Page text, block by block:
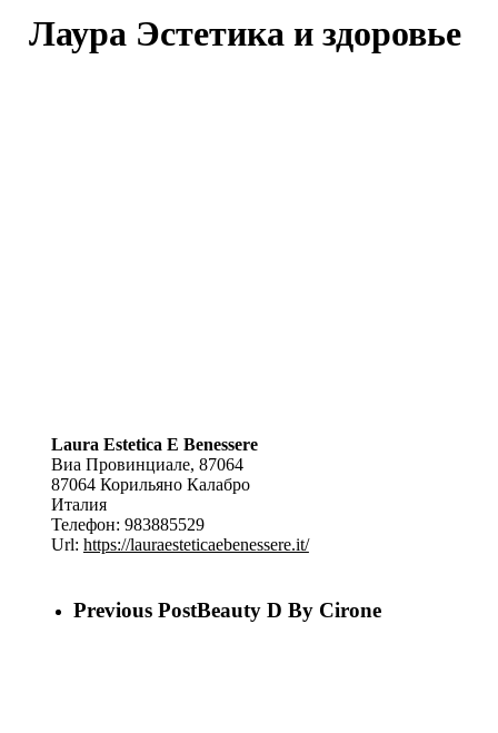
Лаура Эстетика и здоровье
Laura Estetica E Benessere
Виа Провинциале, 87064
87064 Корильяно Калабро
Италия
Телефон: 983885529
Url: https://lauraesteticaebenessere.it/
Previous PostBeauty D By Cirone